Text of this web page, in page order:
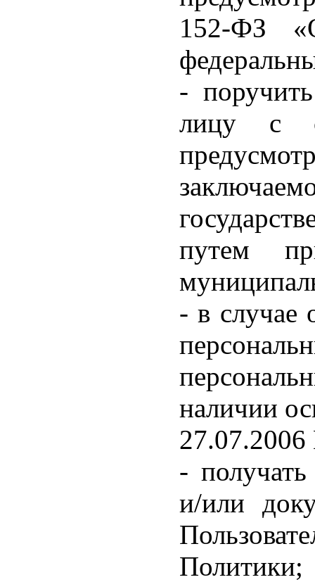
152-ФЗ
-
лицу с
путем
- в случае
наличии
-
и/или
Политики;